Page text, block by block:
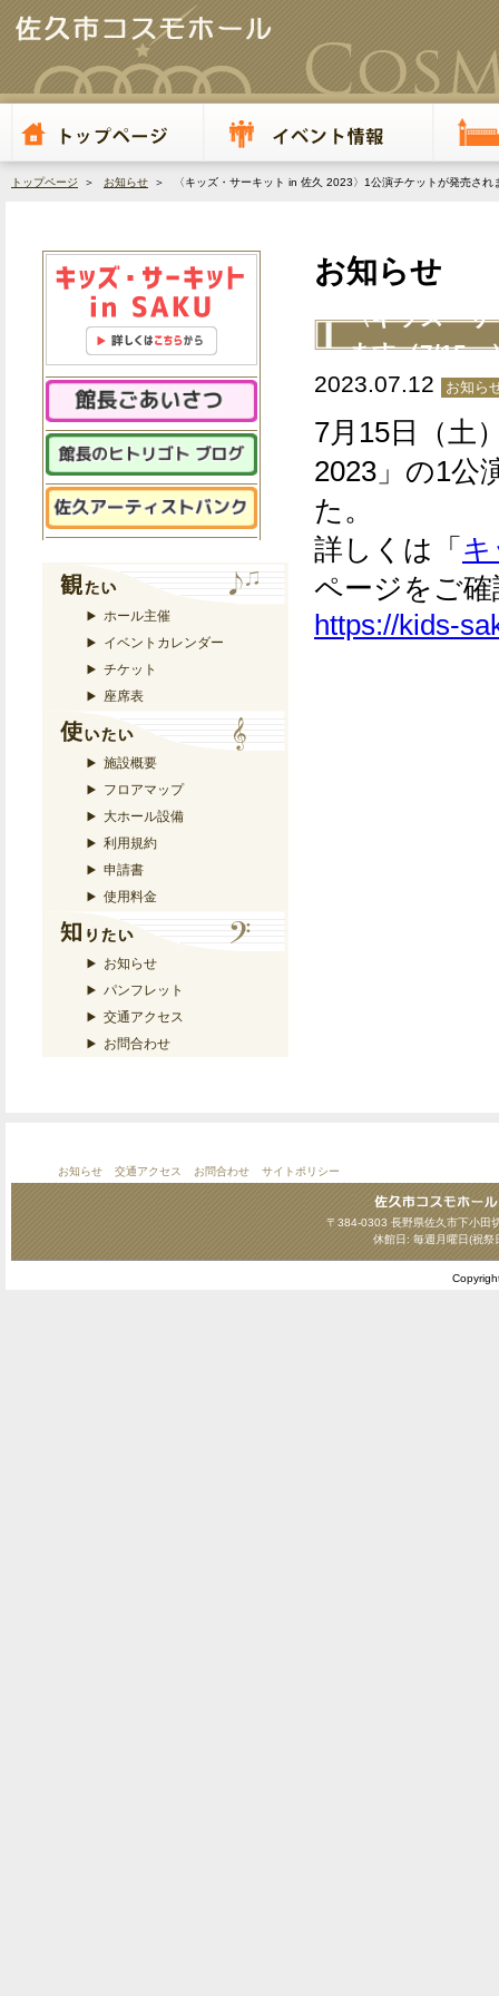
トップページ ＞ お知らせ ＞ 〈キッズ・サーキット in 佐久 2023〉1公演チケットが発売され
ホール主催
イベントカレンダー
チケット
座席表
施設概要
フロアマップ
大ホール設備
利用規約
申請書
使用料金
お知らせ
パンフレット
交通アクセス
お問合わせ
お知らせ
〈キッズ・
ます（7/15～
2023.07.12
お知ら
7月15日（土
2023」の1公
た。
詳しくは「
ページをご
https://kids-
お知らせ 交通アクセス お問合わせ サイトポリシー
〒384-0303 長野県佐久市下小
休館日: 毎週月曜日(祝